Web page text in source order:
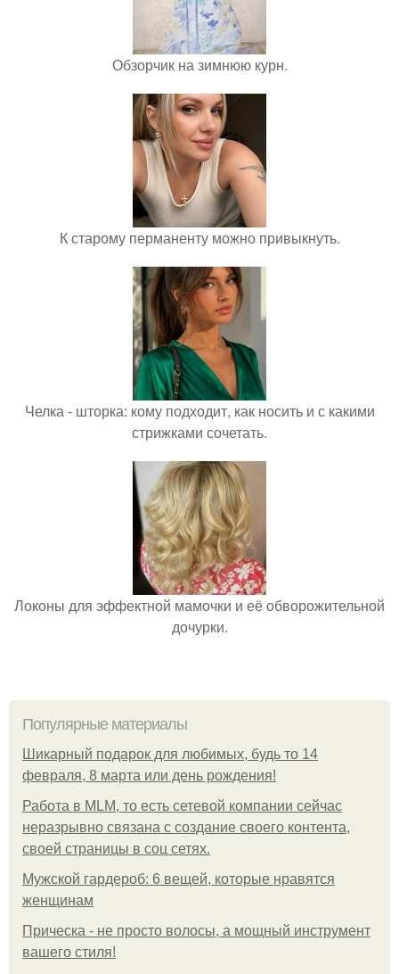
Обзорчик на зимнюю курн.
К старому перманенту можно привыкнуть.
Челка - шторка: кому подходит, как носить и с какими
стрижками сочетать.
Локоны для эффектной мамочки и её обворожительной
дочурки.
Популярные материалы
Шикарный подарок для любимых, будь то 14
февраля, 8 марта или день рождения!
Работа в MLM, то есть сетевой компании сейчас
неразрывно связана с создание своего контента,
своей страницы в соц сетях.
Мужской гардероб: 6 вещей, которые нравятся
женщинам
Прическа - не просто волосы, а мощный инструмент
вашего стиля!